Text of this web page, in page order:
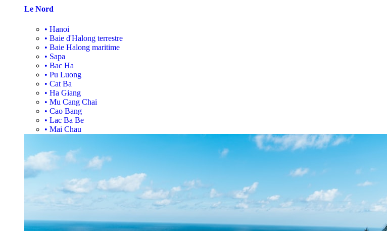
Le Nord
• Hanoi
• Baie d'Halong terrestre
• Baie Halong maritime
• Sapa
• Bac Ha
• Pu Luong
• Cat Ba
• Ha Giang
• Mu Cang Chai
• Cao Bang
• Lac Ba Be
• Mai Chau